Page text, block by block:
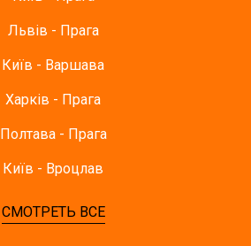
Львів - Прага
Київ - Варшава
Харків - Прага
Полтава - Прага
Київ - Вроцлав
СМОТРЕТЬ ВСЕ